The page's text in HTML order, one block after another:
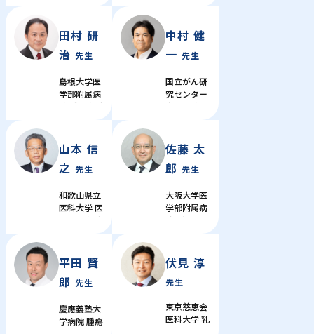
北大学病院
婦人科 婦人
科長
田村 研
治 先生
島根大学医
学部附属病
院 腫瘍内科
ー 教授
中村 健
一 先生
国立がん研
究センター
中央病院 国
山本 信
之 先生
和歌山県立
医科大学 医
学部・内科
授
佐藤 太
郎 先生
大阪大学医
学部附属病
院 がんゲノ
ター長 / 准
教授
平田 賢
郎 先生
慶應義塾大
学病院 腫瘍
伏見 淳
先生
東京慈恵会
医科大学 乳